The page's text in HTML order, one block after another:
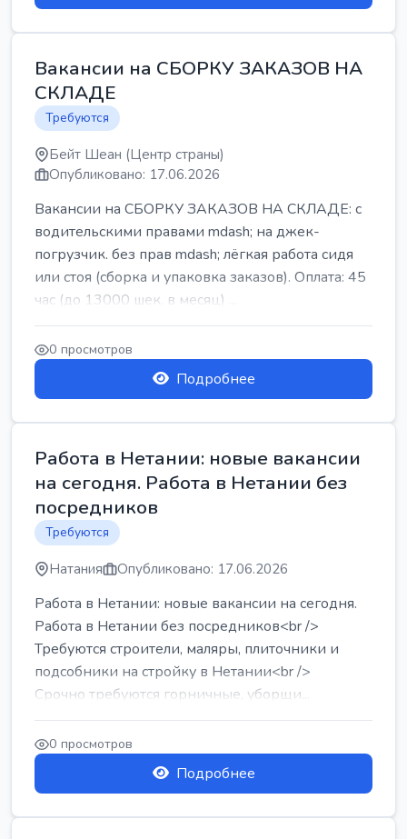
Вакансии на СБОРКУ ЗАКАЗОВ НА
СКЛАДЕ
Требуются
Бейт Шеан (Центр страны)
Опубликовано: 17.06.2026
Вакансии на СБОРКУ ЗАКАЗОВ НА СКЛАДЕ: с
водительскими правами mdash; на джек-
погрузчик. без прав mdash; лёгкая работа сидя
или стоя (сборка и упаковка заказов). Оплата: 45
час (до 13000 шек. в месяц) ...
0 просмотров
Подробнее
Работа в Нетании: новые вакансии
на сегодня. Работа в Нетании без
посредников
Требуются
Натания Опубликовано: 17.06.2026
Работа в Нетании: новые вакансии на сегодня.
Работа в Нетании без посредников<br />
Требуются строители, маляры, плиточники и
подсобники на стройку в Нетании<br />
Срочно требуются горничные, уборщи...
0 просмотров
Подробнее